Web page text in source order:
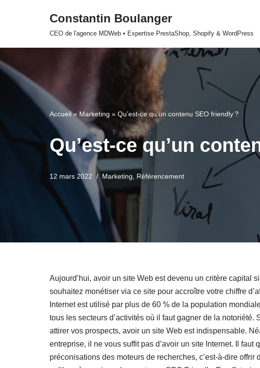
Constantin Boulanger
CEO de l'agence MDWeb • Expertise PrestaShop, Shopify & WordPress
Accueil» Marketing » Qu’est-ce qu’un contenu SEO friendly ?
Qu’est-ce qu’un
12 mars 2022 Marketing Référencement
Aujourd’hui, avoir un site Web est devenu un critère capital
souhaitez monétiser via ce site pour accroître votre chiffre
Internet est utilisé par plus de 60 % de la population
tous les secteurs d’activités où il faut gagner de la
attirer vos prospects, avoir un site Web est indispensable.
entreprise, il ne vous suffit pas d’avoir un site Internet. Il faut
préconisations des moteurs de recherches, c’est-à-dire